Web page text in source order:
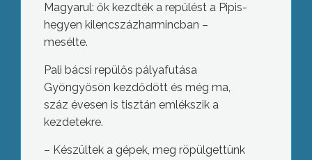
Magyarul: ők kezdték a repülést a Pipis-
hegyen kilencszázharmincban –
mesélte.
Pali bácsi repülős pályafutása
Gyöngyösön kezdődött és még ma,
száz évesen is tisztán emlékszik a
kezdetekre.
– Készültek a gépek, meg röpülgettünk